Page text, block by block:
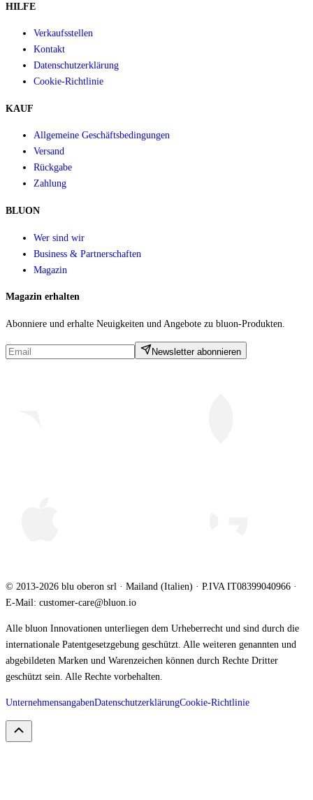
HILFE
Verkaufsstellen
Kontakt
Datenschutzerklärung
Cookie-Richtlinie
KAUF
Allgemeine Geschäftsbedingungen
Versand
Rückgabe
Zahlung
BLUON
Wer sind wir
Business & Partnerschaften
Magazin
Magazin erhalten
Abonniere und erhalte Neuigkeiten und Angebote zu bluon-Produkten.
Newsletter abonnieren
© 2013-2026 blu oberon srl · Mailand (Italien) · P.IVA IT08399040966 ·
E-Mail: customer-care@bluon.io
Alle bluon Innovationen unterliegen dem Urheberrecht und sind durch die
internationale Patentgesetzgebung geschützt. Alle weiteren genannten und
abgebildeten Marken und Warenzeichen können durch Rechte Dritter
geschützt sein. Alle Rechte vorbehalten.
UnternehmensangabenDatenschutzerklärungCookie-Richtlinie